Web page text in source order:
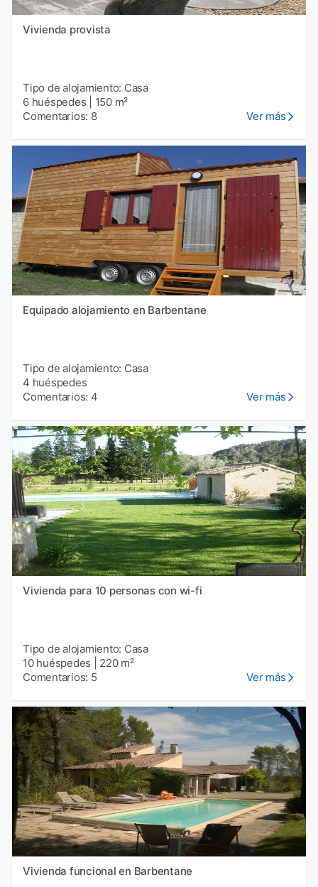
Vivienda provista
Tipo de alojamiento: Casa
6 huéspedes
150 m²
Comentarios: 8
Ver más
Equipado alojamiento en Barbentane
Tipo de alojamiento: Casa
4 huéspedes
Comentarios: 4
Ver más
Vivienda para 10 personas con wi-fi
Tipo de alojamiento: Casa
10 huéspedes
220 m²
Comentarios: 5
Ver más
Vivienda funcional en Barbentane